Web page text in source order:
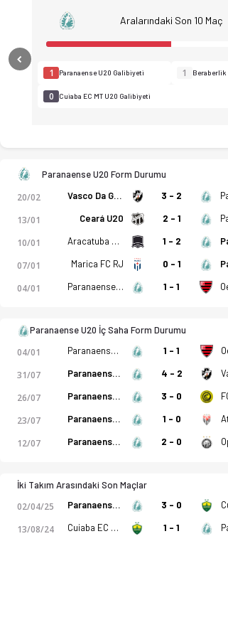
CA Paranaense PR U20 - Cuiaba EC MT
Aralarındaki Son 10 Maç
1 Paranaense U20 Galibiyeti 1 Beraberlik
0 Cuiaba EC MT U20 Galibiyeti
Previous
Paranaense U20 Form Durumu
20/02 Vasco Da Gama U20 3 - 2
13/01 Ceará U20 2 - 1
10/01 Aracatuba U20 1 - 2
07/01 Marica FC RJ 0 - 1
04/01 Paranaense U20 1 - 1
Paranaense U20 İç Saha Form Durumu
04/01 Paranaense U20 1 - 1
31/07 Paranaense U20 4 - 2
26/07 Paranaense U20 3 - 0
23/07 Paranaense U20 1 - 0
12/07 Paranaense U20 2 - 0
İki Takım Arasındaki Son Maçlar
02/04/25 Paranaense U20 3 - 0
13/08/24 Cuiaba EC MT U20 1 - 1